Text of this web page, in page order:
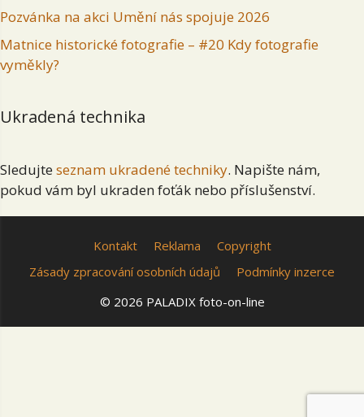
Pozvánka na akci Umění nás spojuje 2026
Matnice historické fotografie – #20 Kdy fotografie
vyměkly?
Ukradená technika
Sledujte seznam ukradené techniky. Napište nám,
pokud vám byl ukraden foťák nebo příslušenství.
Kontakt Reklama
Copyright
Zásady zpracování osobních údajů
Podmínky inzerce
© 2026 PALADIX foto-on-line